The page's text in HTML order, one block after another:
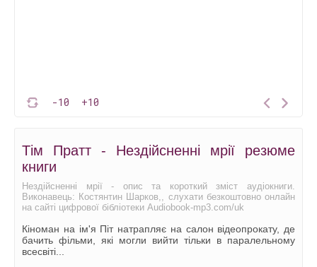
-10 +10
Тім Пратт - Нездійсненні мрії резюме
книги
Нездійсненні мрії - опис та короткий зміст аудіокниги.
Виконавець: Костянтин Шарков,, слухати безкоштовно онлайн
на сайті цифрової бібліотеки Audiobook-mp3.com/uk
Кіноман на ім'я Піт натрапляє на салон відеопрокату, де
бачить фільми, які могли вийти тільки в паралельному
всесвіті...